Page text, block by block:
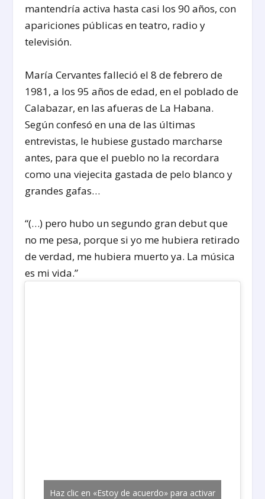
mantendría activa hasta casi los 90 años, con
apariciones públicas en teatro, radio y
televisión.
María Cervantes falleció el 8 de febrero de
1981, a los 95 años de edad, en el poblado de
Calabazar, en las afueras de La Habana.
Según confesó en una de las últimas
entrevistas, le hubiese gustado marcharse
antes, para que el pueblo no la recordara
como una viejecita gastada de pelo blanco y
grandes gafas…
“(…) pero hubo un segundo gran debut que
no me pesa, porque si yo me hubiera retirado
de verdad, me hubiera muerto ya. La música
es mi vida.”
Haz clic en «Estoy de acuerdo» para activar